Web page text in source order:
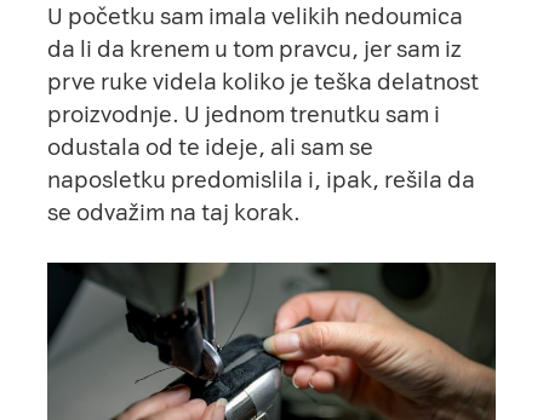
U početku sam imala velikih nedoumica
da li da krenem u tom pravcu, jer sam iz
prve ruke videla koliko je teška delatnost
proizvodnje. U jednom trenutku sam i
odustala od te ideje, ali sam se
naposletku predomislila i, ipak, rešila da
se odvažim na taj korak.